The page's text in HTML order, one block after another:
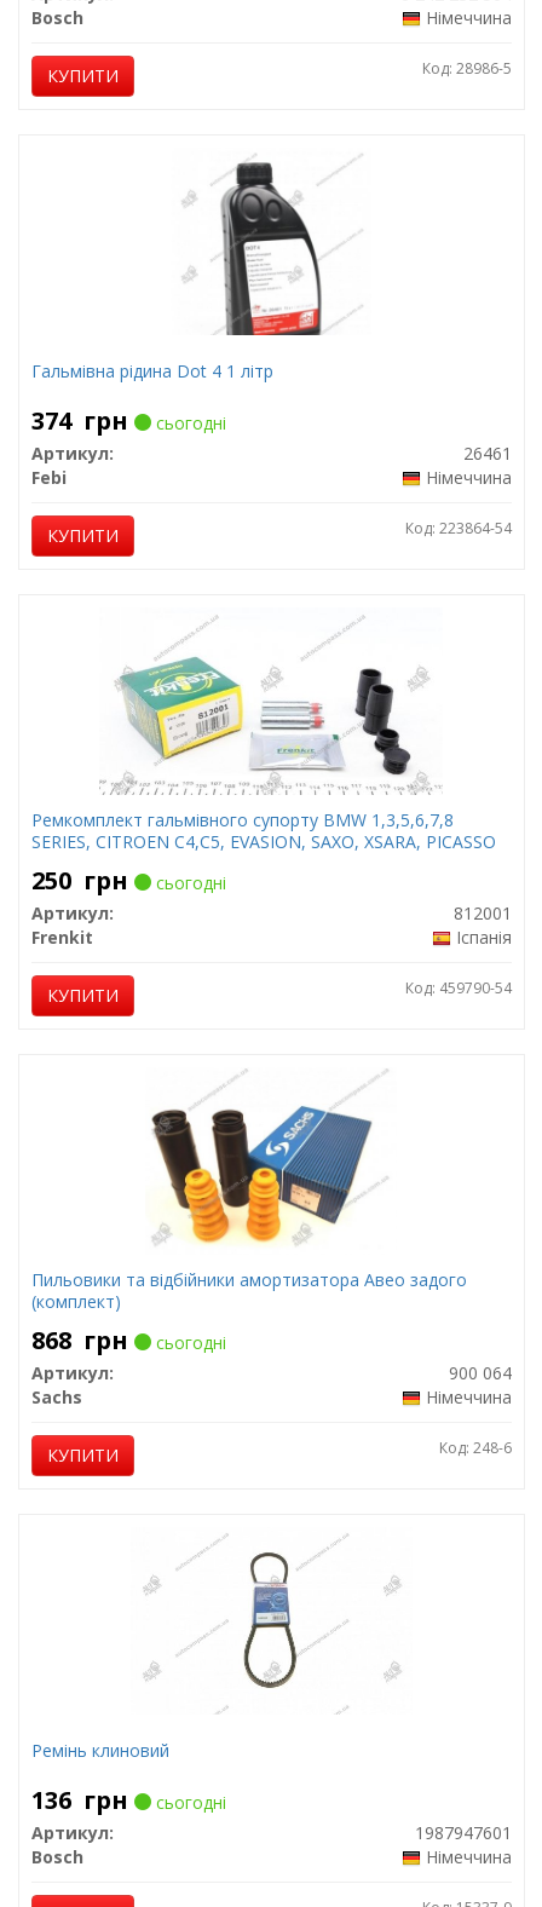
Bosch
Німеччина
КУПИТИ Код: 28986-5
Гальмівна рідина Dot 4 1 літр
374 грн
сьогодні
Артикул:
26461
Febi
Німеччина
КУПИТИ Код: 223864-54
Ремкомплект гальмівного супорту BMW 1,3,5,6,7,8
SERIES, CITROEN C4,C5, EVASION, SAXO, XSARA, PICASSO
250 грн
сьогодні
Артикул:
812001
Frenkit
Іспанія
КУПИТИ Код: 459790-54
Пильовики та відбійники амортизатора Авео задого
(комплект)
868 грн
сьогодні
Артикул:
900 064
Sachs
Німеччина
КУПИТИ Код: 248-6
Ремінь клиновий
136 грн
сьогодні
Артикул:
1987947601
Bosch
Німеччина